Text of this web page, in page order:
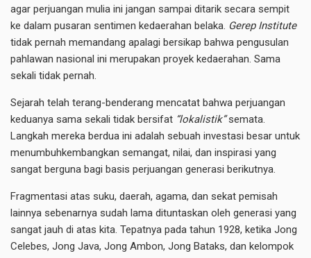
agar perjuangan mulia ini jangan sampai ditarik secara sempit
ke dalam pusaran sentimen kedaerahan belaka. Gerep Institute
tidak pernah memandang apalagi bersikap bahwa pengusulan
pahlawan nasional ini merupakan proyek kedaerahan. Sama
sekali tidak pernah.
Sejarah telah terang-benderang mencatat bahwa perjuangan
keduanya sama sekali tidak bersifat “lokalistik”semata.
Langkah mereka berdua ini adalah sebuah investasi besar untuk
menumbuhkembangkan semangat, nilai, dan inspirasi yang
sangat berguna bagi basis perjuangan generasi berikutnya.
Fragmentasi atas suku, daerah, agama, dan sekat pemisah
lainnya sebenarnya sudah lama dituntaskan oleh generasi yang
sangat jauh di atas kita. Tepatnya pada tahun 1928, ketika Jong
Celebes, Jong Java, Jong Ambon, Jong Bataks, dan kelompok